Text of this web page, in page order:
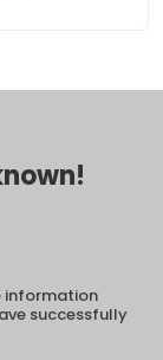
information
successfully